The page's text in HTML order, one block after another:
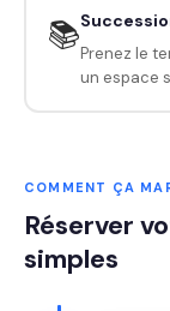
📚Prenez le
un espace
COMMENT ÇA
Réserver
simples